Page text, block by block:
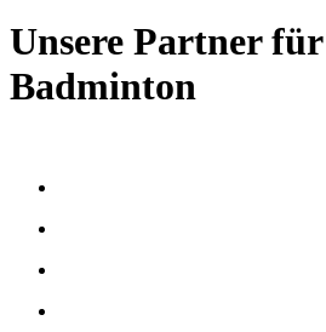
Unsere Partner
Badminton